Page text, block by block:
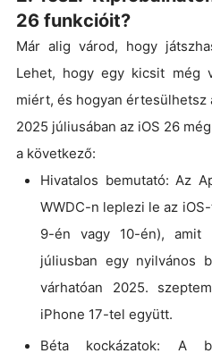
26 funkcióit?
Már alig várod, hogy
Lehet, hogy egy kicsit még
miért, és hogyan értesülhetsz
2025 júliusában az iOS 26
a következő:
Hivatalos bemutató: Az
WWDC-n leplezi le az
9-én vagy 10-én), amit
júliusban egy nyilvános
várhatóan 2025.
iPhone 17-tel együtt.
Béta kockázatok: A